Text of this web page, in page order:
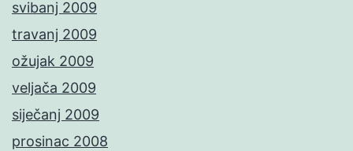
svibanj 2009
travanj 2009
ožujak 2009
veljača 2009
siječanj 2009
prosinac 2008